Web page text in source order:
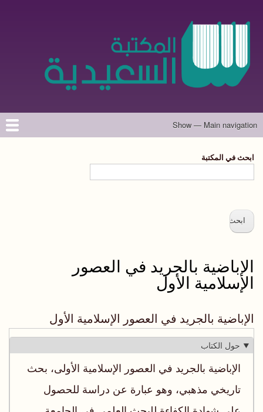
الرئيسي
Main
Show — Main navigation
الرئيسية
المؤلفون
تواصل معنا
حول الموقع
ابحث في المكتبة
الإباضية بالجريد في العصور
الإسلامية الأول
الإباضية بالجريد في العصور الإسلامية الأول
حول الكتاب
الإباضية بالجريد في العصور الإسلامية الأولى، بحث
تاريخي مذهبي، وهو عبارة عن دراسة للحصول